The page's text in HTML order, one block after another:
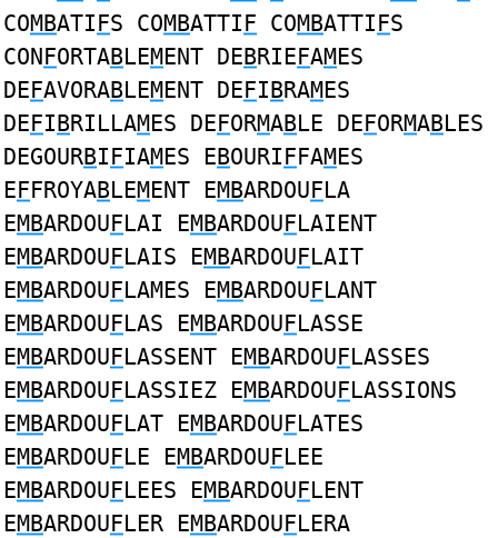
COMBATIFS COMBATTIF COMBATTIFS
CONFORTABLEMENT DEBRIEFAMES
DEFAVORABLEMENT DEFIBRAMES
DEFIBRILLAMES DEFORMABLE DEFORMABLES
DEGOURBIFIAMES EBOURIFFAMES
EFFROYABLEMENT EMBARDOUFLA
EMBARDOUFLAI EMBARDOUFLAIENT
EMBARDOUFLAIS EMBARDOUFLAIT
EMBARDOUFLAMES EMBARDOUFLANT
EMBARDOUFLAS EMBARDOUFLASSE
EMBARDOUFLASSENT EMBARDOUFLASSES
EMBARDOUFLASSIEZ EMBARDOUFLASSIONS
EMBARDOUFLAT EMBARDOUFLATES
EMBARDOUFLE EMBARDOUFLEE
EMBARDOUFLEES EMBARDOUFLENT
EMBARDOUFLER EMBARDOUFLERA